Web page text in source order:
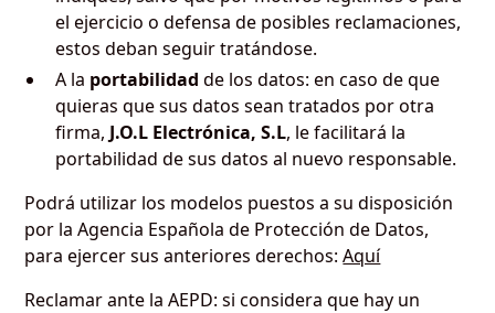
el ejercicio o defensa de posibles reclamaciones,
estos deban seguir tratándose.
A la portabilidadde los datos: en caso de que
quieras que sus datos sean tratados por otra
firma, J.O.L Electrónica, S.L, le facilitará la
portabilidad de sus datos al nuevo responsable.
Podrá utilizar los modelos puestos a su disposición
por la Agencia Española de Protección de Datos,
para ejercer sus anteriores derechos:Aquí
Reclamar ante la AEPD: si considera que hay un